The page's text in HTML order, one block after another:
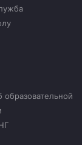
образовательной